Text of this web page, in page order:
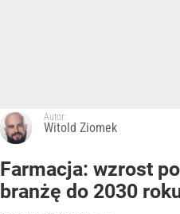
Autor:
Witold Ziomek
Farmacja: wzrost
branżę do 2030